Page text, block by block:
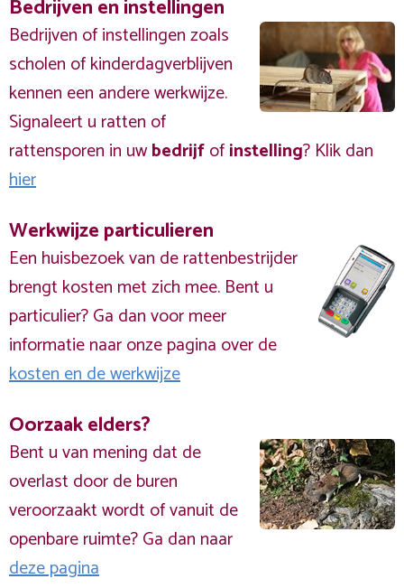
Bedrijven en instellingen
Bedrijven of instellingen zoals
scholen of kinderdagverblijven
kennen een andere werkwijze.
Signaleert u ratten of
rattensporen in uwbedrijfofinstelling? Klik dan
hier
Werkwijze particulieren
Een huisbezoek van de rattenbestrijder
brengt kosten met zich mee. Bent u
particulier? Ga dan voor meer
informatie naar onze pagina over de
kosten en de werkwijze
Oorzaak elders?
Bent u van mening dat de
overlast door de buren
veroorzaakt wordt of vanuit de
openbare ruimte? Ga dan naar
deze pagina